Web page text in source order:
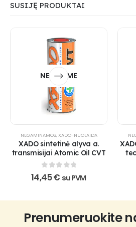
SUSIJĘ PRODUKTAI
NETURIME
NEGAMINAMOS,XADO-NUOLAIDA
XADO sintetinė alyva a.
transmisijai Atomic Oil CVT
0out of 5
14,45€ su PVM
Prenumeruokite